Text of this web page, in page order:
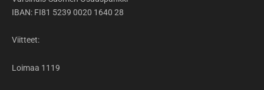
IBAN: FI81 5239 0020 1640 28
Viitteet:
Loimaa 1119